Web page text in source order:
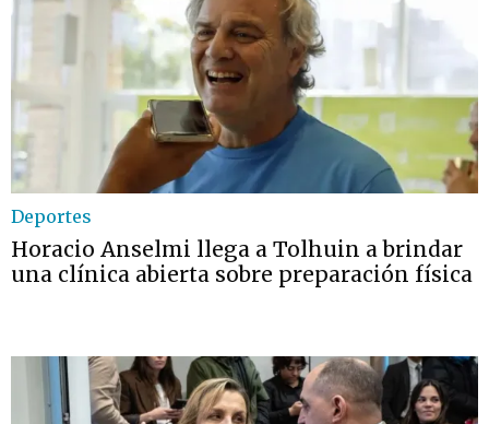
Deportes
Horacio Anselmi llega a Tolhuin a brindar
una clínica abierta sobre preparación física